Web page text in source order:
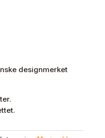
designmerket